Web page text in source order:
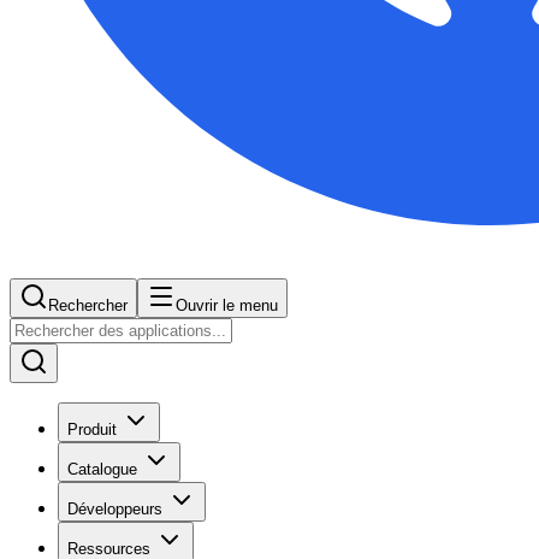
Rechercher Ouvrir le menu
Produit
Catalogue
Développeurs
Ressources